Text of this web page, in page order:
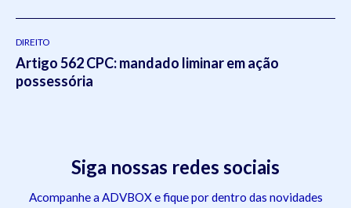
DIREITO
Artigo 562 CPC: mandado liminar em ação
possessória
Siga nossas redes sociais
Acompanhe a ADVBOX e fique por dentro das novidades